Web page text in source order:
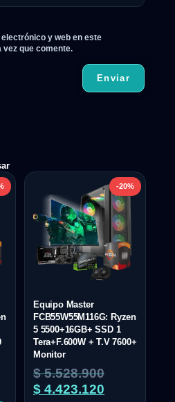
y web en este
que comente.
-20%
Equipo Master
FCB55W55M116G: Ryzen
5 5500+16GB+ SSD 1
Tera+F.600W + T.V 7600+
Monitor
$5.528.900
$ 4.423.120